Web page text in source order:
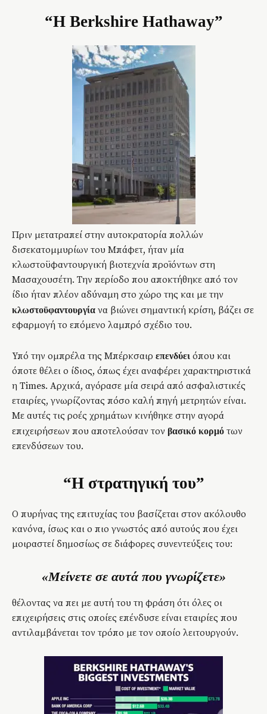
“Η Berkshire Hathaway”
Πριν μετατραπεί στην αυτοκρατορία πολλών
δισεκατομμυρίων του Μπάφετ, ήταν μία
κλωστοϋφαντουργική βιοτεχνία προϊόντων στη
Μασαχουσέτη. Την περίοδο που αποκτήθηκε από τον
ίδιο ήταν πλέον αδύναμη στο χώρο της και με την
κλωστοϋφαντουργία να βιώνει σημαντική κρίση, βάζει σε
εφαρμογή το επόμενο λαμπρό σχέδιο του.
Υπό την ομπρέλα της Μπέρκσαιρ επενδύει όπου και
όποτε θέλει ο ίδιος, όπως έχει αναφέρει χαρακτηριστικά
η Times. Αρχικά, αγόρασε μία σειρά από ασφαλιστικές
εταιρίες, γνωρίζοντας πόσο καλή πηγή μετρητών είναι.
Με αυτές τις ροές χρημάτων κινήθηκε στην αγορά
επιχειρήσεων που αποτελούσαν τον βασικό κορμό των
επενδύσεων του.
“Η στρατηγική του”
Ο πυρήνας της επιτυχίας του βασίζεται στον ακόλουθο
κανόνα, ίσως και ο πιο γνωστός από αυτούς που έχει
μοιραστεί δημοσίως σε διάφορες συνεντεύξεις του:
«Μείνετε σε αυτά που γνωρίζετε»
θέλοντας να πει με αυτή του τη φράση ότι όλες οι
επιχειρήσεις στις οποίες επένδυσε είναι εταιρίες που
αντιλαμβάνεται τον τρόπο με τον οποίο λειτουργούν.